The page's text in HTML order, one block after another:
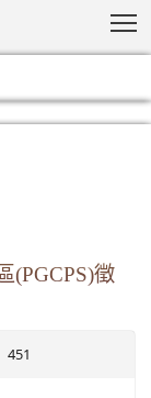
(PGCPS)徵
451